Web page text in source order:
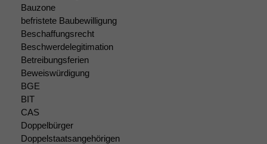
Bauzone
befristete Baubewilligung
Beschaffungsrecht
Beschwerdelegitimation
Betreibungsferien
Beweiswürdigung
BGE
BIT
CAS
Doppelbürger
Doppelstaatsangehörigen